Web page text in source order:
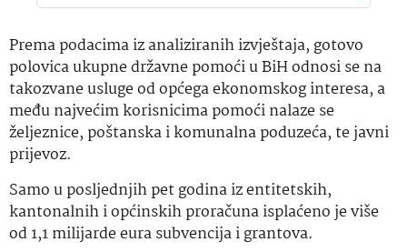
Prema podacima iz analiziranih izvještaja, gotovo
polovica ukupne državne pomoći u BiH odnosi se na
takozvane usluge od općega ekonomskog interesa, a
među najvećim korisnicima pomoći nalaze se
željeznice, poštanska i komunalna poduzeća, te javni
prijevoz.
Samo u posljednjih pet godina iz entitetskih,
kantonalnih i općinskih proračuna isplaćeno je više
od 1,1 milijarde eura subvencija i grantova.